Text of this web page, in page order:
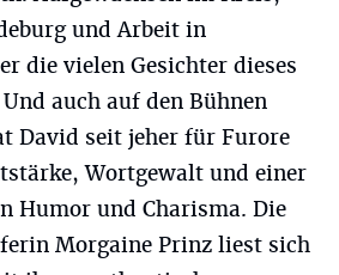
und Arbeit in
die vielen Gesichter dieses
auch auf den Bühnen
David seit jeher für Furore
Wortgewalt und einer
Humor und Charisma. Die
Morgaine Prinz liest sich